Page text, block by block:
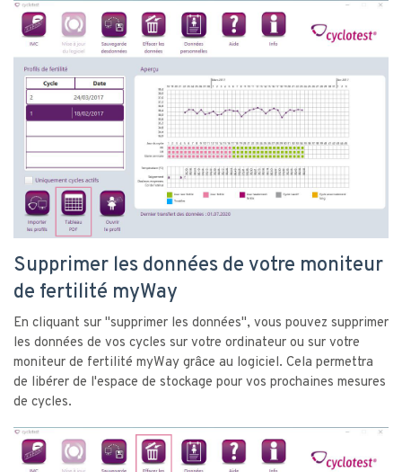
Supprimer les données de votre moniteur
de fertilité myWay
En cliquant sur "supprimer les données", vous pouvez supprimer
les données de vos cycles sur votre ordinateur ou sur votre
moniteur de fertilité myWay grâce au logiciel. Cela permettra
de libérer de l'espace de stockage pour vos prochaines mesures
de cycles.